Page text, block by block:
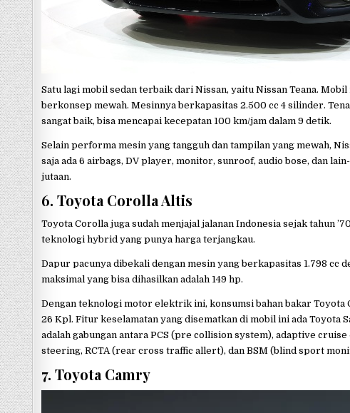
Satu lagi mobil sedan terbaik dari Nissan, yaitu Nissan Teana.
berkonsep mewah. Mesinnya berkapasitas 2.500 cc 4 silinder.
sangat baik, bisa mencapai kecepatan 100 km/jam dalam 9 detik.
Selain performa mesin yang tangguh dan tampilan yang mewah,
saja ada 6 airbags, DV player, monitor, sunroof, audio bose, dan
jutaan.
6. Toyota Corolla Altis
Toyota Corolla juga sudah menjajal jalanan Indonesia sejak tahun
teknologi hybrid yang punya harga terjangkau.
Dapur pacunya dibekali dengan mesin yang berkapasitas 1.798 cc
maksimal yang bisa dihasilkan adalah 149 hp.
Dengan teknologi motor elektrik ini, konsumsi bahan bakar
26 Kpl. Fitur keselamatan yang disematkan di mobil ini ada
adalah gabungan antara PCS (pre collision system), adaptive
steering, RCTA (rear cross traffic allert), dan BSM (blind sport
7. Toyota Camry